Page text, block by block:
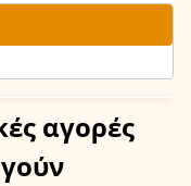
αγορές